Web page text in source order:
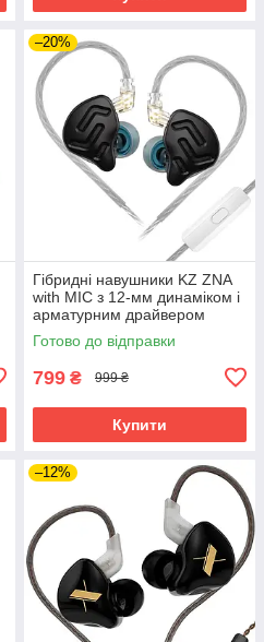
–20%
Гібридні навушники KZ ZNA
with MIC з 12-мм динаміком і
арматурним драйвером
(Чорний)
Готово до відправки
799 ₴ 999 ₴
Купити
–12%